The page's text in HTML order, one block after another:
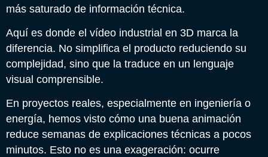
más saturado de información técnica.
Aquí es donde el vídeo industrial en 3D marca la
diferencia. No simplifica el producto reduciendo su
complejidad, sino que la traduce en un lenguaje
visual comprensible.
En proyectos reales, especialmente en ingeniería o
energía, hemos visto cómo una buena animación
reduce semanas de explicaciones técnicas a pocos
minutos. Esto no es una exageración: ocurre